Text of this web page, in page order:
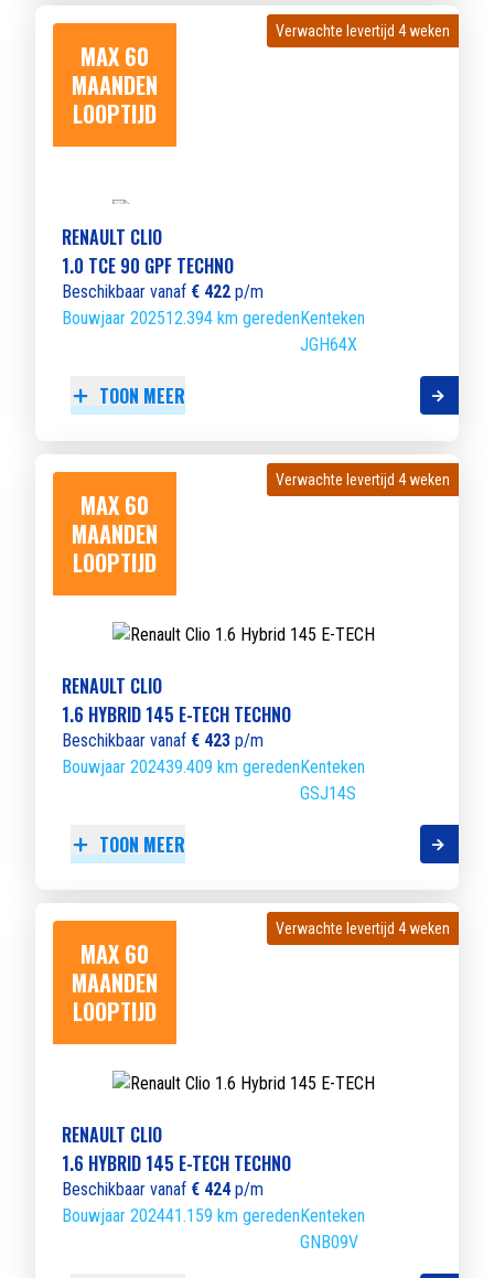
MAX 60
MAANDEN
LOOPTIJD
Verwachte levertijd 4 weken
Verwachte levertijd 4 weken
RENAULT CLIO
1.0 TCE 90 GPF TECHNO
Beschikbaar vanaf € 422 p/m
Bouwjaar 202512.394 km geredenKenteken
JGH64X
TOON MEER
MAX 60
MAANDEN
LOOPTIJD
Verwachte levertijd 4 weken
Verwachte levertijd 4 weken
RENAULT CLIO
1.6 HYBRID 145 E-TECH TECHNO
Beschikbaar vanaf € 423 p/m
Bouwjaar 202439.409 km geredenKenteken
GSJ14S
TOON MEER
MAX 60
MAANDEN
LOOPTIJD
Verwachte levertijd 4 weken
Verwachte levertijd 4 weken
RENAULT CLIO
1.6 HYBRID 145 E-TECH TECHNO
Beschikbaar vanaf € 424p/m
Bouwjaar 202441.159 km geredenKenteken
GNB09V